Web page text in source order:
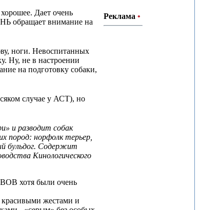
Дает очень
обращает внимание на
ноги. Невоспитанных
Ну, не в настроении
на подготовку собаки,
случае у АСТ), но
и разводит собак
пород: норфолк терьер,
бульдог. Содержит
Кинологического
ВОВ хотя были очень
красивыми жестами и
Реклама •